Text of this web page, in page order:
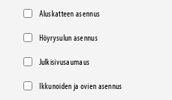
Aluskatteen asennus
Höyrysulun asennus
Julkisivusaumaus
Ikkunoiden ja ovien asennus